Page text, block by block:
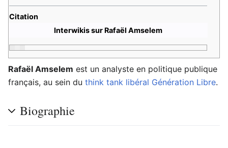
Citation
Interwikis sur Rafaël Amselem
Rafaël Amselem est un analyste en politique publique
français, au sein du think tank libéral Génération Libre.
Biographie